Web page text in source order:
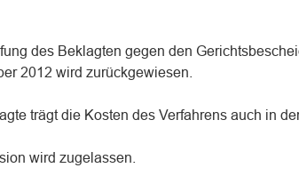
des Beklagten gegen den
2012 wird zurückgewiesen.
trägt die Kosten des Verfahrens auch in
wird zugelassen.